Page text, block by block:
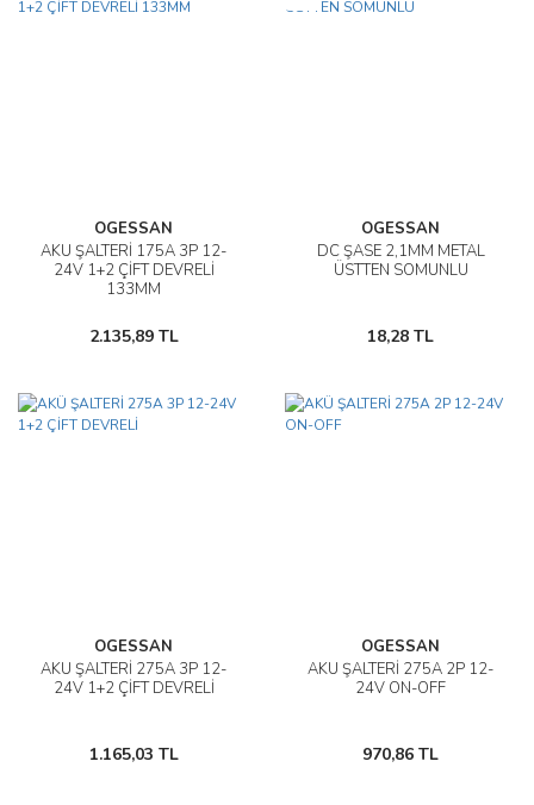
OGESSAN
AKÜ ŞALTERİ 175A 3P 12-
24V 1+2 ÇİFT DEVRELİ
133MM
2.135,89 TL
OGESSAN
DC ŞASE 2,1MM METAL
ÜSTTEN SOMUNLU
18,28 TL
OGESSAN
AKÜ ŞALTERİ 275A 3P 12-
24V 1+2 ÇİFT DEVRELİ
1.165,03 TL
OGESSAN
AKÜ ŞALTERİ 275A 2P 12-
24V ON-OFF
970,86 TL